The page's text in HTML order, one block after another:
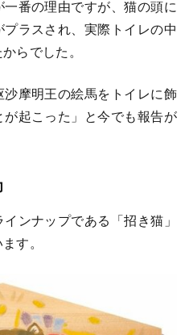
番の理由ですが、猫の頭に
ラスされ、実際トイレの中
らでした。
摩明王の絵馬をトイレに飾
起こった」と今でも報告が
ンナップである「招き猫」
す。